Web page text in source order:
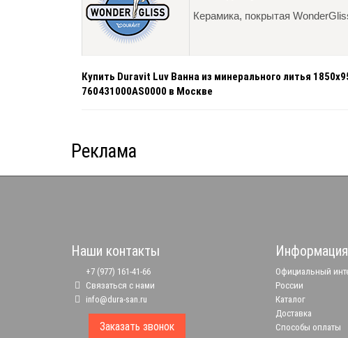
Керамика, покрытая
Купить Duravit Luv Ванна из минерального литья
760431000AS0000 в Москве
Реклама
Наши контакты
+7 (977) 161-41-66
Связаться с нами
info@dura-san.ru
Заказать звонок
Информация
Официальный
России
Каталог
Доставка
Способы оплаты